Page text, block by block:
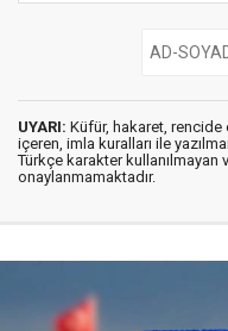
UYARI: Küfür, hakaret, rencide
içeren, imla kuralları ile
Türkçe karakter kullanılmayan
onaylanmamaktadır.